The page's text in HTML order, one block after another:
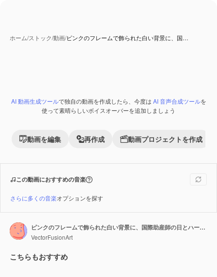
ホーム/ストック/動画/ピンクのフレームで飾られた白い背景に、国…
PremiumAI 生成コンテンツ
AI 動画生成ツールで独自の動画を作成したら、今度は AI 音声合成ツールを
使って素晴らしいボイスオーバーを追加しましょう
動画を編集 再作成 動画プロジェクトを作成
この動画におすすめの音楽
さらに多くの音楽オプションを探す
ピンクのフレームで飾られた白い背景に、国際助産師の日とハートのアニメーション
VectorFusionArt
こちらもおすすめ